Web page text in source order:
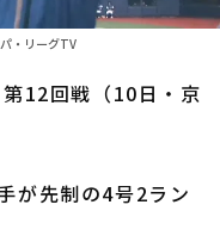
ス
・リーグTV
12回戦（10日・京
が先制の4号2ラン